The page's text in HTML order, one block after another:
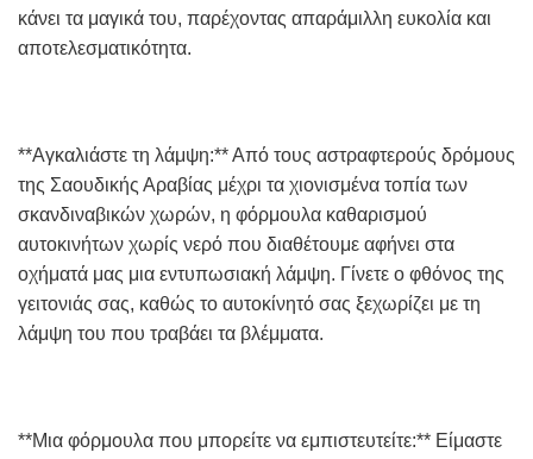
κάνει τα μαγικά του, παρέχοντας απαράμιλλη ευκολία και
αποτελεσματικότητα.
**Αγκαλιάστε τη λάμψη:** Από τους αστραφτερούς δρόμους
της Σαουδικής Αραβίας μέχρι τα χιονισμένα τοπία των
σκανδιναβικών χωρών, η φόρμουλα καθαρισμού
αυτοκινήτων χωρίς νερό που διαθέτουμε αφήνει στα
οχήματά μας μια εντυπωσιακή λάμψη. Γίνετε ο φθόνος της
γειτονιάς σας, καθώς το αυτοκίνητό σας ξεχωρίζει με τη
λάμψη του που τραβάει τα βλέμματα.
**Μια φόρμουλα που μπορείτε να εμπιστευτείτε:** Είμαστε